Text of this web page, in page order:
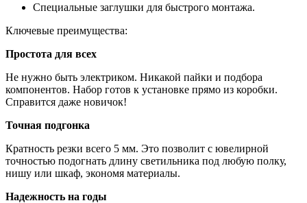
Специальные заглушки для быстрого монтажа.
Ключевые преимущества:
Простота для всех
Не нужно быть электриком. Никакой пайки и подбора
компонентов. Набор готов к установке прямо из коробки.
Справится даже новичок!
Точная подгонка
Кратность резки всего 5 мм. Это позволит с ювелирной
точностью подогнать длину светильника под любую полку,
нишу или шкаф, экономя материалы.
Надежность на годы